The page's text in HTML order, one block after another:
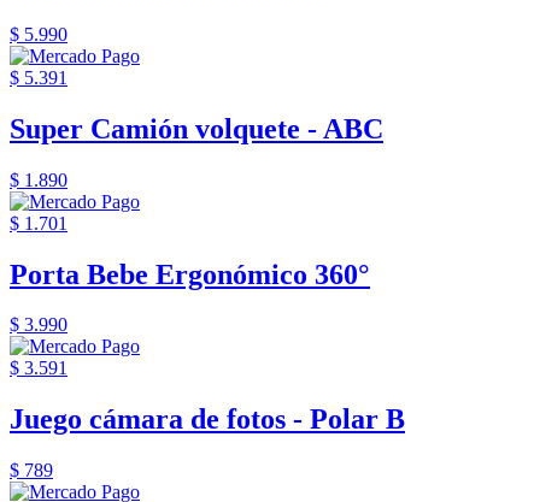
$ 5.990
$ 5.391
Super Camión volquete - ABC
$ 1.890
$ 1.701
Porta Bebe Ergonómico 360°
$ 3.990
$ 3.591
Juego cámara de fotos - Polar B
$ 789